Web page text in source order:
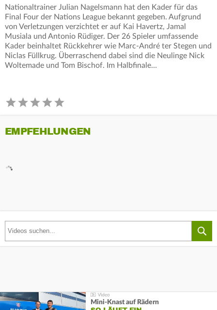
Nationaltrainer Julian Nagelsmann hat den Kader für das
Final Four der Nations League bekannt gegeben. Aufgrund
von Verletzungen verzichtet er auf Kai Havertz, Jamal
Musiala und Antonio Rüdiger. Der 26 Spieler umfassende
Kader beinhaltet Rückkehrer wie Marc-André ter Stegen und
Niclas Füllkrug. Überraschend dabei sind die Neulinge Nick
Woltemade und Tom Bischof. Im Halbfinale…
EMPFEHLUNGEN
Mini-Knast auf Rädern